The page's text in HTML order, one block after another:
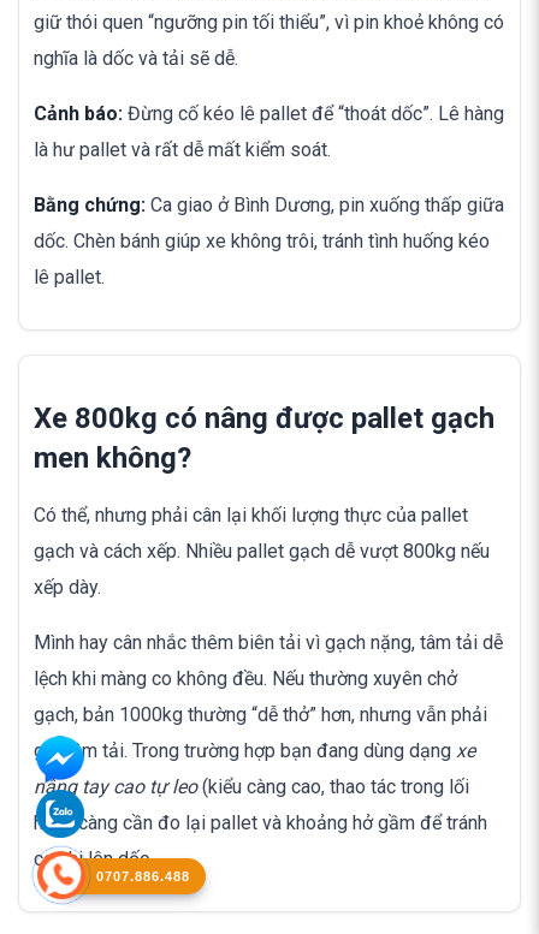
giữ thói quen “ngưỡng pin tối thiểu”, vì pin khoẻ không có
nghĩa là dốc và tải sẽ dễ.
Cảnh báo: Đừng cố kéo lê pallet để “thoát dốc”. Lê hàng
là hư pallet và rất dễ mất kiểm soát.
Bằng chứng: Ca giao ở Bình Dương, pin xuống thấp giữa
dốc. Chèn bánh giúp xe không trôi, tránh tình huống kéo
lê pallet.
Xe 800kg có nâng được pallet gạch
men không?
Có thể, nhưng phải cân lại khối lượng thực của pallet
gạch và cách xếp. Nhiều pallet gạch dễ vượt 800kg nếu
xếp dày.
Mình hay cân nhắc thêm biên tải vì gạch nặng, tâm tải dễ
lệch khi màng co không đều. Nếu thường xuyên chở
gạch, bản 1000kg thường “dễ thở” hơn, nhưng vẫn phải
giữ tâm tải. Trong trường hợp bạn đang dùng dạng xe
nâng tay cao tự leo(kiểu càng cao, thao tác trong lối
hẹp), càng cần đo lại pallet và khoảng hở gầm để tránh
cạ khi lên dốc.
0707.886.488